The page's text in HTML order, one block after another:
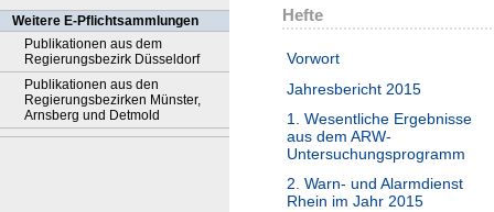
Weitere E-Pflichtsammlungen
Publikationen aus dem
Regierungsbezirk Düsseldorf
Publikationen aus den
Regierungsbezirken Münster,
Arnsberg und Detmold
Hefte
Vorwort
Jahresbericht 2015
1. Wesentliche Ergebnisse
aus dem ARW-
Untersuchungsprogramm
2. Warn- und Alarmdienst
Rhein im Jahr 2015